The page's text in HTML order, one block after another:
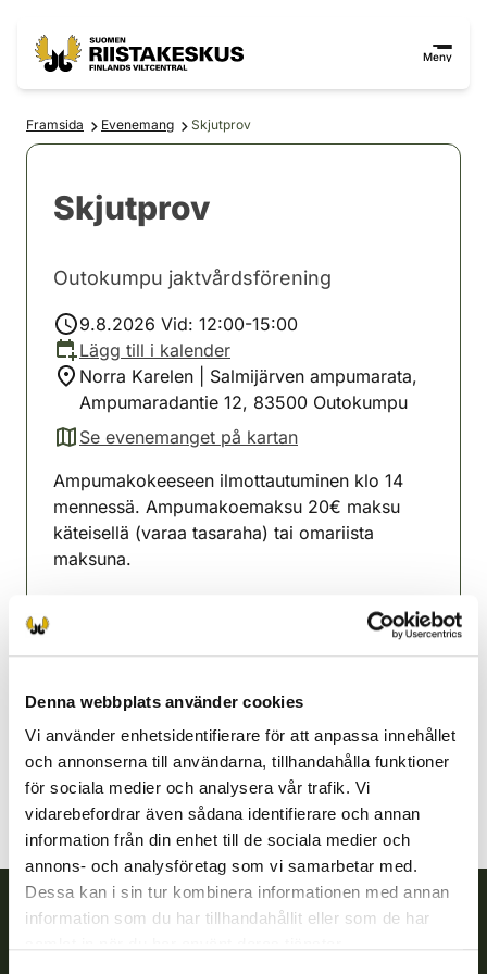
Denna webbplats använder cookies
Vi använder enhetsidentifierare för att anpassa innehållet
och annonserna till användarna, tillhandahålla funktioner
för sociala medier och analysera vår trafik. Vi
vidarebefordrar även sådana identifierare och annan
information från din enhet till de sociala medier och
annons- och analysföretag som vi samarbetar med.
Dessa kan i sin tur kombinera informationen med annan
information som du har tillhandahållit eller som de har
Meny
Framsida Evenemang Skjutprov
Skjutprov
Outokumpu jaktvårdsförening
9.8.2026 Vid: 12:00-15:00
Lägg till i kalender
Norra Karelen | Salmijärven ampumarata,
Ampumaradantie 12, 83500 Outokumpu
Se evenemanget på kartan
(avautuu uuteen välilehteen)
Ampumakokeeseen ilmottautuminen klo 14
mennessä. Ampumakoemaksu 20€ maksu
käteisellä (varaa tasaraha) tai omariista
maksuna.
Outokumpu jaktvårdsförening
0453307331
outokumpu@rhy.riista.fi